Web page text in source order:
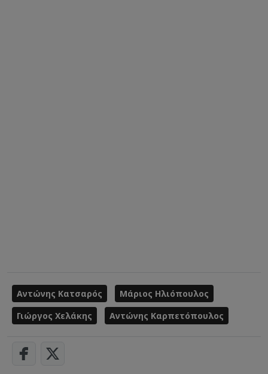
Αντώνης Κατσαρός
Μάριος Ηλιόπουλος
Γιώργος Χελάκης
Αντώνης Καρπετόπουλος